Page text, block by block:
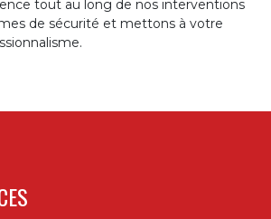
tout au long de nos interventions
de sécurité et mettons à votre